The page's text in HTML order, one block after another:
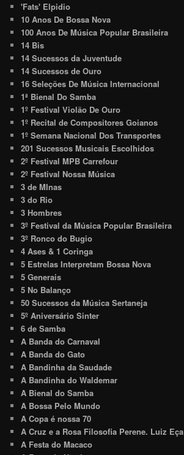
'Fats' Elpidio
10 Anos De Bossa Nova
100 Anos De Música Popular Brasileira
14 Bis
14 Sucessos da Juventude
14 Sucessos de Ouro
16 Seleções De Música Internacional
1ª Bienal Do Samba
1º Festival Violão De Ouro
1º Recital de Compositores Goianos
1º Semana Nacional Dos Transportes
201 Sucessos Musicais Escolhidos
2º Festival MPB Carrefour
2º Festival Nossa Música
3 de MInas
3 do Rio
3 Hombres
3º Festival da Música Popular Brasileira
3º Ronco do Bugio
4 Ases & 1 Coringa
5 Estrelas Interpretam Bossa Nova
5 Generais
5 No Balanço
50 Sucessos da Música Sertaneja
5º Aniversário Sinter
6 de Samba
A Banda do Carnaval
A Banda do Gato
A Bandinha da Saudade
A Bandinha do Waldemar
A Bienal do Samba
A Bossa Pelo Mundo
A Copa é nossa 70
A Cruz e a Rosa Filosofia Perene. Luiz Eça
A Festa do Macaco